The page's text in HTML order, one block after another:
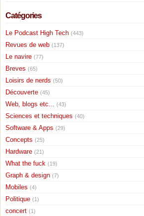
Catégories
Le Podcast High Tech (443)
Revues de web (137)
Le navire (77)
Breves (65)
Loisirs de nerds (50)
Découverte (45)
Web, blogs etc... (43)
Sciences et techniques (40)
Software & Apps (29)
Concepts (25)
Hardware (21)
What the fuck (19)
Graph & design (7)
Mobiles (4)
Politique (1)
concert (1)